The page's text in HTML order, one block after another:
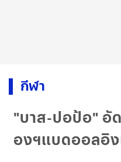
กีฬา
"บาส-ปอป้อ" อั
องฯแบดออลอิ